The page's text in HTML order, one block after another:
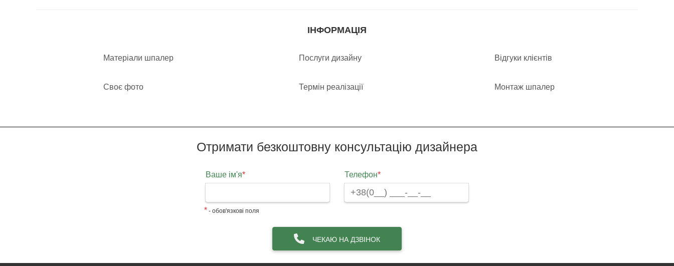
ІНФОРМАЦІЯ
Матеріали шпалер Послуги дизайну Відгуки клієнтів
Своє фото Термін реалізації Монтаж шпалер
Отримати безкоштовну консультацію дизайнера
Ваше ім'я* Телефон*
* - обов'язкові поля
ЧЕКАЮ НА ДЗВІНОК